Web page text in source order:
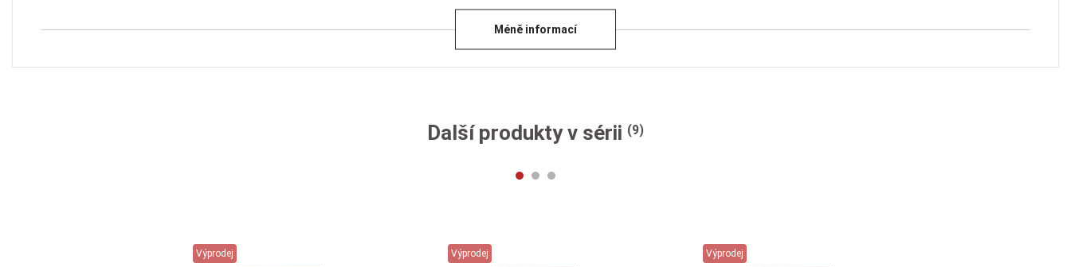
Méně informací
Další produkty v sérii (9)
Výprodej Výprodej Výprodej